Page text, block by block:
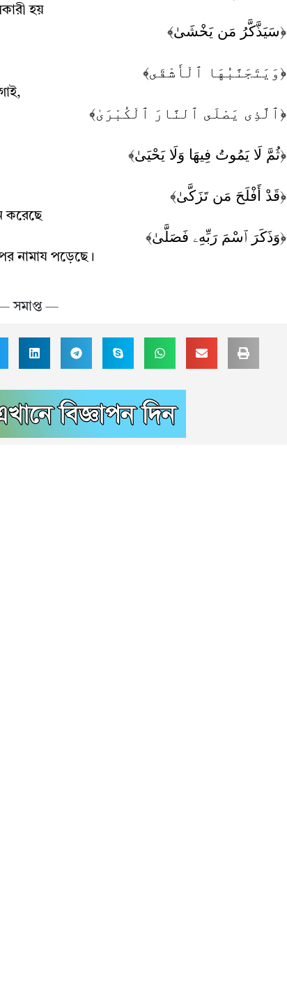
হয়
﴿سَيَذَّكَّرُ مَن يَخْشَىٰ﴾
﴿وَيَتَجَنَّبُهَا ٱلْأَشْقَى﴾
,
﴿ٱلَّذِى يَصْلَى ٱلنَّارَ ٱلْكُبْرَىٰ﴾
﴿ثُمَّ لَا يَمُوتُ فِيهَا وَلَا يَحْيَىٰ﴾
﴿قَدْ أَفْلَحَ مَن تَزَكَّىٰ﴾
করেছে
﴿وَذَكَرَ ٱسْمَ رَبِّهِۦ فَصَلَّىٰ﴾
নামায পড়েছে।
সমাপ্ত —